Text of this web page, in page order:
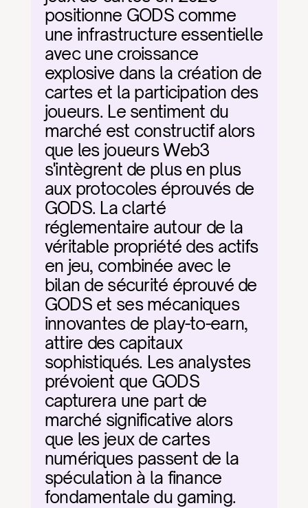
positionne GODS comme
une infrastructure essentielle
avec une croissance
explosive dans la création de
cartes et la participation des
joueurs. Le sentiment du
marché est constructif alors
que les joueurs Web3
s'intègrent de plus en plus
aux protocoles éprouvés de
GODS. La clarté
réglementaire autour de la
véritable propriété des actifs
en jeu, combinée avec le
bilan de sécurité éprouvé de
GODS et ses mécaniques
innovantes de play-to-earn,
attire des capitaux
sophistiqués. Les analystes
prévoient que GODS
capturera une part de
marché significative alors
que les jeux de cartes
numériques passent de la
spéculation à la finance
fondamentale du gaming.